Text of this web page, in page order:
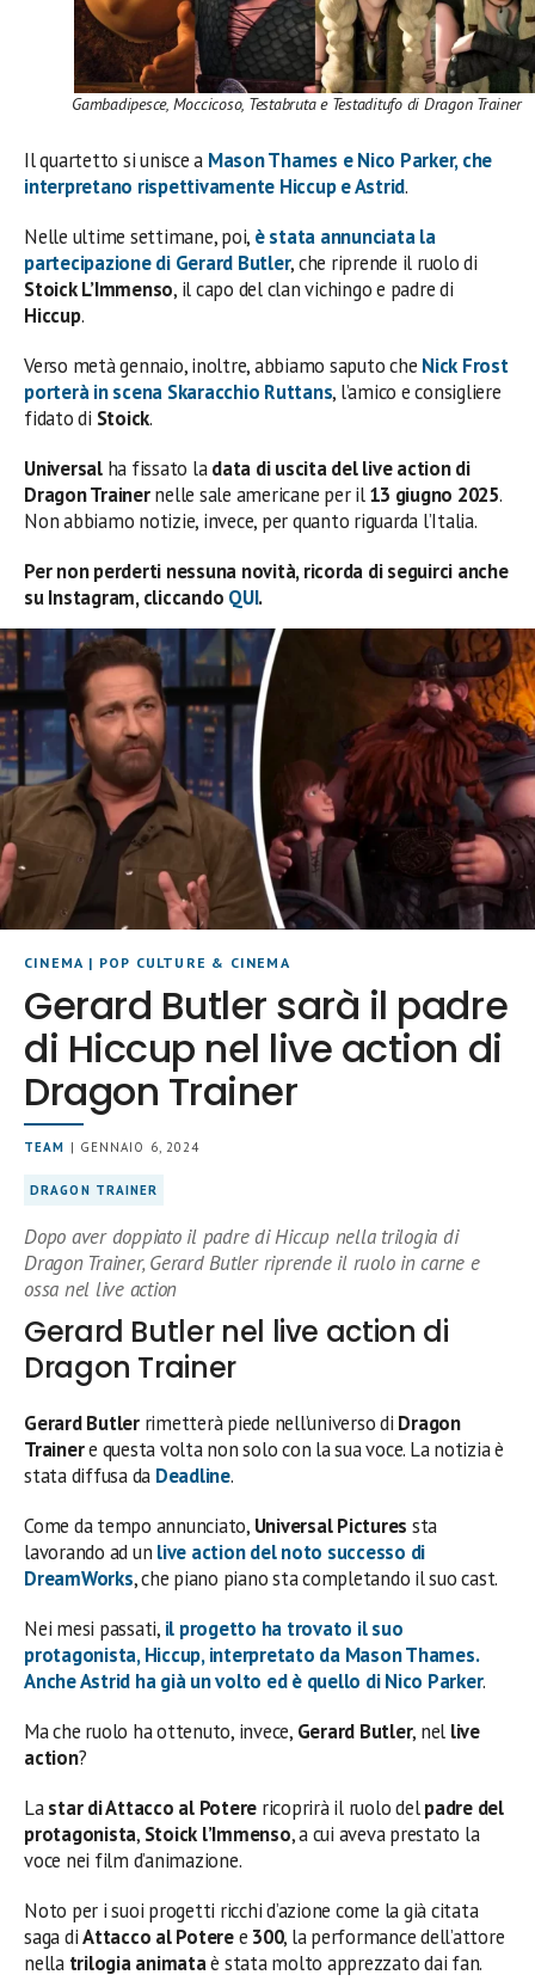
Gambadipesce, Moccicoso, Testabruta e Testaditufo di Dragon Trainer
Il quartetto si unisce a Mason Thames eNico Parker, che
interpretano rispettivamente HiccupeAstrid.
Nelle ultime settimane, poi, è stata annunciata la
partecipazione di Gerard Butler, che riprende il ruolo di
Stoick L’Immenso, il capo del clan vichingo e padre di
Hiccup.
Verso metà gennaio, inoltre, abbiamo saputo che Nick Frost
porterà in scena Skaracchio Ruttans, l’amico e consigliere
fidato di Stoick.
Universalha fissato ladata di uscita del live action di
Dragon Trainernelle sale americane per il13 giugno 2025.
Non abbiamo notizie, invece, per quanto riguarda l’Italia.
Per non perderti nessuna novità, ricorda di seguirci anche
su Instagram, cliccando QUI.
CINEMA | POP CULTURE & CINEMA
Gerard Butler sarà il padre
di Hiccup nel live action di
Dragon Trainer
TEAM | GENNAIO 6, 2024
DRAGON TRAINER
Dopo aver doppiato il padre di Hiccup nella trilogia di
Dragon Trainer, Gerard Butler riprende il ruolo in carne e
ossa nel live action
Gerard Butler nel live action di
Dragon Trainer
Gerard Butlerrimetterà piede nell’universo di Dragon
Trainere questa volta non solo con la sua voce. La notizia è
stata diffusa da Deadline.
Come da tempo annunciato, Universal Pictures sta
lavorando ad un live actiondel noto successo di
DreamWorks, che piano piano sta completando il suo cast.
Nei mesi passati, il progetto ha trovato il suo
protagonista,Hiccup, interpretato da MasonThames.
AncheAstrid ha già un volto ed è quello diNico Parker.
Ma che ruolo ha ottenuto, invece, Gerard Butler, nel live
action?
Lastar di Attacco al Potere ricoprirà il ruolo delpadre del
protagonista, Stoick l’Immenso, a cui aveva prestato la
voce nei film d’animazione.
Noto per i suoi progetti ricchi d’azione come la già citata
saga diAttacco al Poteree 300, la performance dell’attore
nella trilogia animataè stata molto apprezzato dai fan.